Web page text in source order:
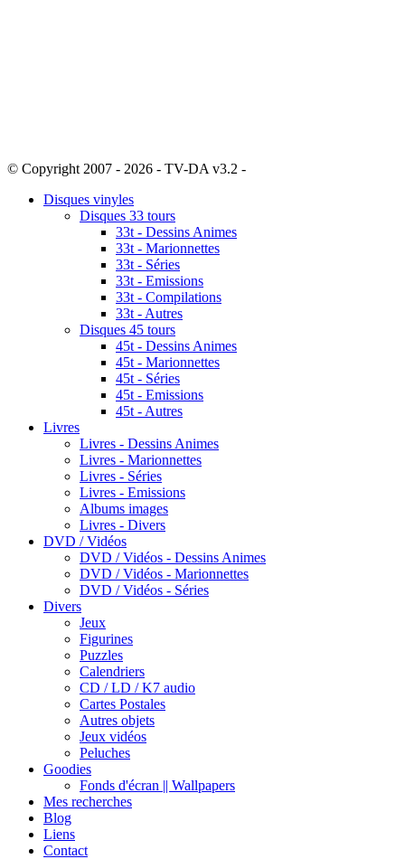
© Copyright 2007 - 2026 - TV-DA v3.2 -
Disques vinyles
Disques 33 tours
33t - Dessins Animes
33t - Marionnettes
33t - Séries
33t - Emissions
33t - Compilations
33t - Autres
Disques 45 tours
45t - Dessins Animes
45t - Marionnettes
45t - Séries
45t - Emissions
45t - Autres
Livres
Livres - Dessins Animes
Livres - Marionnettes
Livres - Séries
Livres - Emissions
Albums images
Livres - Divers
DVD / Vidéos
DVD / Vidéos - Dessins Animes
DVD / Vidéos - Marionnettes
DVD / Vidéos - Séries
Divers
Jeux
Figurines
Puzzles
Calendriers
CD / LD / K7 audio
Cartes Postales
Autres objets
Jeux vidéos
Peluches
Goodies
Fonds d'écran || Wallpapers
Mes recherches
Blog
Liens
Contact